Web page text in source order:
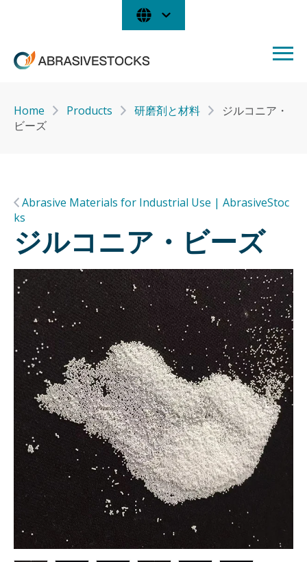
Home Products 研磨剤と材料
ジルコニア・
ビーズ
Abrasive Materials for Industrial Use | AbrasiveStoc
ks
ジルコニア・ビーズ